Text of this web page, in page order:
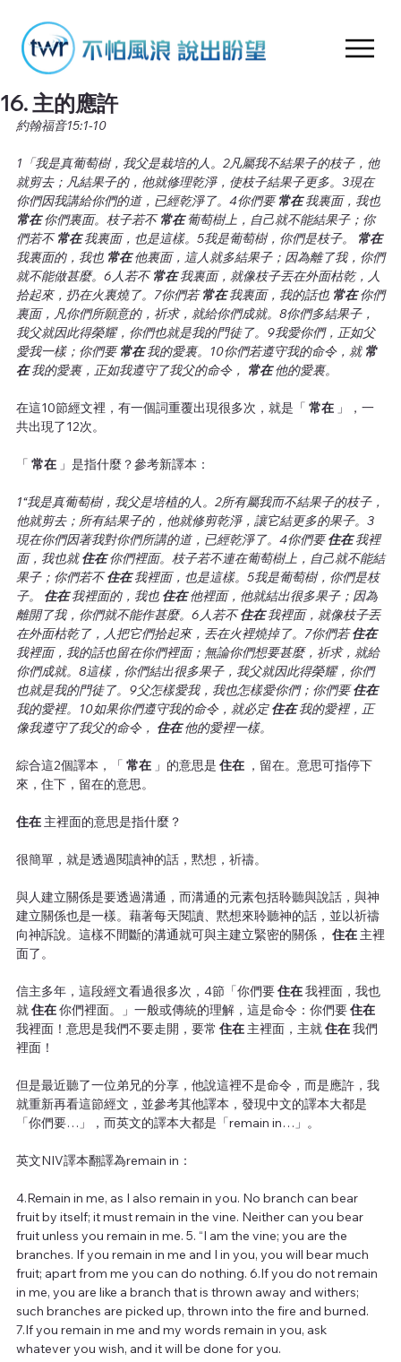
16. 主的應許
約翰福音15:1-10
1「我是真葡萄樹，我父是栽培的人。2凡屬我不結果子的枝子，他
就剪去；凡結果子的，他就修理乾淨，使枝子結果子更多。3現在
你們因我講給你們的道，已經乾淨了。4你們要 常在 我裏面，我也
常在 你們裏面。枝子若不 常在 葡萄樹上，自己就不能結果子；你
們若不 常在 我裏面，也是這樣。5我是葡萄樹，你們是枝子。
常在
我裏面的，我也 常在 他裏面，這人就多結果子；因為離了我，你們
就不能做甚麼。6人若不 常在 我裏面，就像枝子丟在外面枯乾，人
拾起來，扔在火裏燒了。7你們若 常在 我裏面，我的話也 常在 你們
裏面，凡你們所願意的，祈求，就給你們成就。8你們多結果子，
我父就因此得榮耀，你們也就是我的門徒了。9我愛你們，正如父
愛我一樣；你們要 常在 我的愛裏。10你們若遵守我的命令，就 常
在 我的愛裏，正如我遵守了我父的命令， 常在 他的愛裏。
在這10節經文裡，有一個詞重覆出現很多次，就是「 常在 」，一
共出現了12次。
「 常在 」是指什麼？參考新譯本：
1“我是真葡萄樹，我父是培植的人。2所有屬我而不結果子的枝子，
他就剪去；所有結果子的，他就修剪乾淨，讓它結更多的果子。3
現在你們因著我對你們所講的道，已經乾淨了。4你們要 住在 我裡
面，我也就 住在 你們裡面。枝子若不連在葡萄樹上，自己就不能結
果子；你們若不 住在 我裡面，也是這樣。5我是葡萄樹，你們是枝
子。
住在 我裡面的，我也 住在 他裡面，他就結出很多果子；因為
離開了我，你們就不能作甚麼。6人若不 住在 我裡面，就像枝子丟
在外面枯乾了，人把它們拾起來，丟在火裡燒掉了。7你們若 住在
我裡面，我的話也留在你們裡面；無論你們想要甚麼，祈求，就給
你們成就。8這樣，你們結出很多果子，我父就因此得榮耀，你們
也就是我的門徒了。9父怎樣愛我，我也怎樣愛你們；你們要 住在
我的愛裡。10如果你們遵守我的命令，就必定 住在 我的愛裡，正
像我遵守了我父的命令， 住在 他的愛裡一樣。
綜合這2個譯本，「 常在 」的意思是 住在 ，留在。意思可指停下
來，住下，留在的意思。
住在 主裡面的意思是指什麼？
很簡單，就是透過閱讀神的話，黙想，祈禱。
與人建立關係是要透過溝通，而溝通的元素包括聆聽與說話，與神
建立關係也是一樣。藉著每天閱讀、黙想來聆聽神的話，並以祈禱
向神訴說。這樣不間斷的溝通就可與主建立緊密的關係， 住在 主裡
面了。
信主多年，這段經文看過很多次，4節「你們要 住在 我裡面，我也
就 住在 你們裡面。」一般或傳統的理解，這是命令：你們要 住在
我裡面！意思是我們不要走開，要常 住在 主裡面，主就 住在 我們
裡面！
但是最近聽了一位弟兄的分享，他說這裡不是命令，而是應許，我
就重新再看這節經文，並參考其他譯本，發現中文的譯本大都是
「你們要…」，而英文的譯本大都是「remain in…」。
英文NIV譯本翻譯為remain in：
4.Remain in me, as I also remain in you. No branch can bear
fruit by itself; it must remain in the vine. Neither can you bear
fruit unless you remain in me. 5. “I am the vine; you are the
branches. If you remain in me and I in you, you will bear much
fruit; apart from me you can do nothing. 6.If you do not remain
in me, you are like a branch that is thrown away and withers;
such branches are picked up, thrown into the fire and burned.
7.If you remain in me and my words remain in you, ask
whatever you wish, and it will be done for you.